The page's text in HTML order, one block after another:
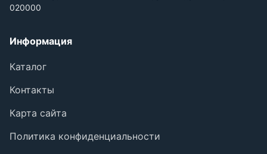
020000
Информация
Каталог
Контакты
Карта сайта
Политика конфиденциальности